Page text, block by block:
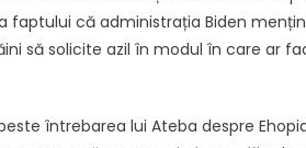
faptului că administrația Biden
să solicite azil în modul în care ar
întrebarea lui Ateba despre